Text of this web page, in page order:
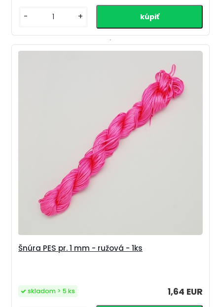
- +
Šnúra PES pr. 1 mm - ružová - 1ks
1,64 EUR
skladom > 5 ks